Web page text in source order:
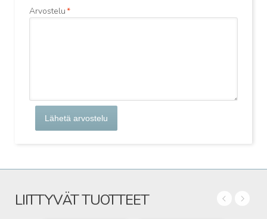
*
Arvostelu
Lähetä arvostelu
LIITTYVÄT TUOTTEET